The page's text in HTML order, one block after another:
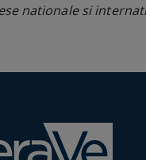
nationale si